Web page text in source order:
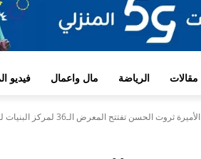
مقالات الرياضة مال واعمال فيديو
الأميرة ثروت الحسن تفتتح المعرض الـ36 لمركز البنيات للتربية الخاصة